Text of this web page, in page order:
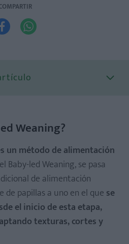
 
Weaning?
un método de alimentación
Baby-led Weaning, se pasa
de alimentación
papillas a uno en el que se
el inicio de esta etapa,
texturas, cortes y